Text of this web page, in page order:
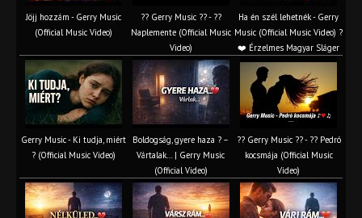
Jöjj hozzám - Gerry Music
(Official Music Video)
?? Gerry Music ?? - ??
Naplemente (Official Music
Video)
Ha én szél lehetnék - Gerry
Music (Official Music Video) ?️
❤️ Érzelmes Magyar Sláger
Gerry Music - Ki tudja, miért
? (Official Music Video)
Boldogság, gyere haza ? –
Vártalak… | Gerry Music
(Official Video)
?? Gerry Music ?? - ?? Pedró
kocsmája (Official Music
Video)